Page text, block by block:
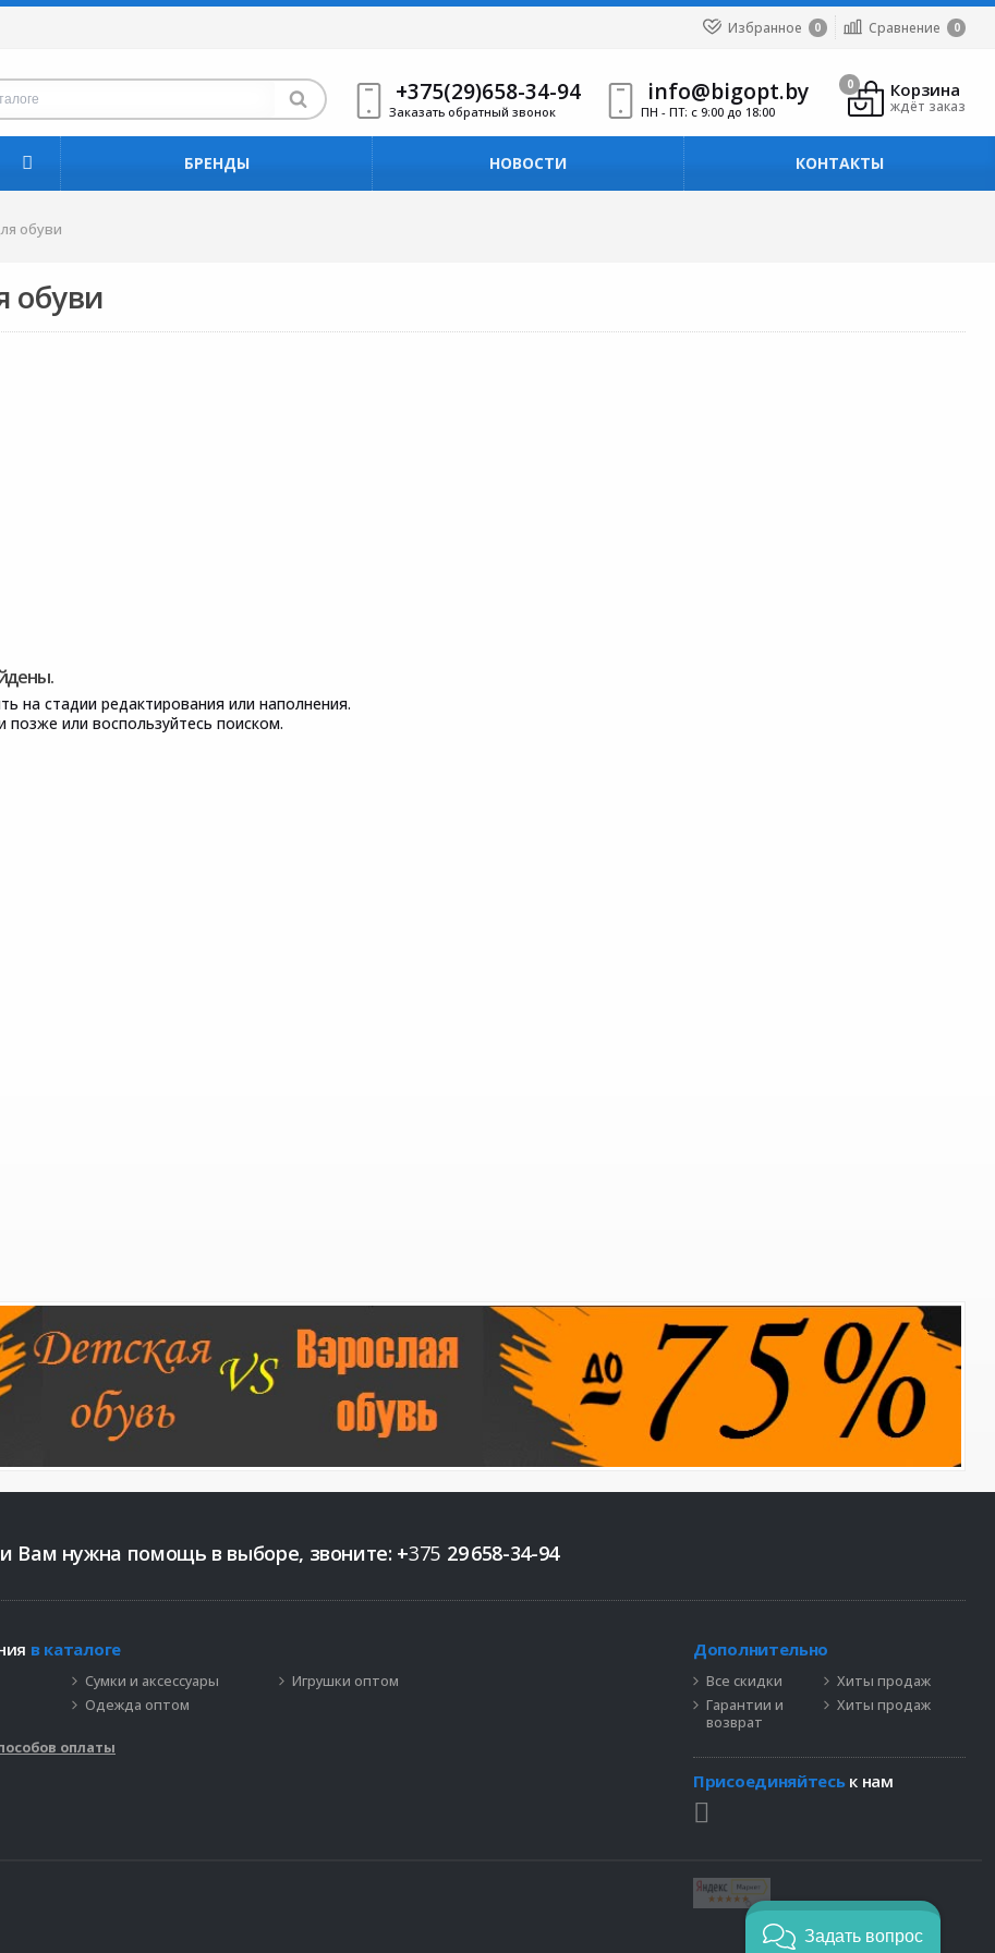
Избранное 0 Сравнение 0
+375(29)658-34-94
Заказать обратный звонок
info@bigopt.by
ПН - ПТ: с 9:00 до 18:00
Корзина
ждёт заказ
0
БРЕНДЫ НОВОСТИ КОНТАКТЫ
обуви
обуви
на стадии редактирования или наполнения.
позже или воспользуйтесь поиском.
Вам нужна помощь в выборе, звоните: +375 29658-34-94
в каталоге
Сумки и аксессуары
Игрушки оптом
Одежда оптом
оплаты
Дополнительно
Все скидки
Хиты продаж
Гарантии и
возврат
Хиты продаж
Присоединяйтеськ нам
Задать вопрос